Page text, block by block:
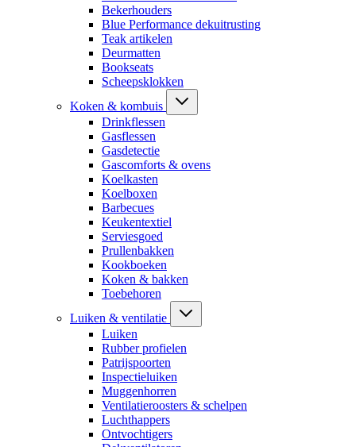
Bekerhouders
Blue Performance dekuitrusting
Teak artikelen
Deurmatten
Bookseats
Scheepsklokken
Koken & kombuis
Drinkflessen
Gasflessen
Gasdetectie
Gascomforts & ovens
Koelkasten
Koelboxen
Barbecues
Keukentextiel
Serviesgoed
Prullenbakken
Kookboeken
Koken & bakken
Toebehoren
Luiken & ventilatie
Luiken
Rubber profielen
Patrijspoorten
Inspectieluiken
Muggenhorren
Ventilatieroosters & schelpen
Luchthappers
Ontvochtigers